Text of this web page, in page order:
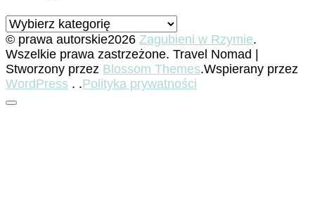
Kategorie
© prawa autorskie2026 Zagubieni w Rzymie.
Wszelkie prawa zastrzeżone. Travel Nomad |
Stworzony przez Blossom Themes.Wspierany przez
WordPress . .Polityka prywatności